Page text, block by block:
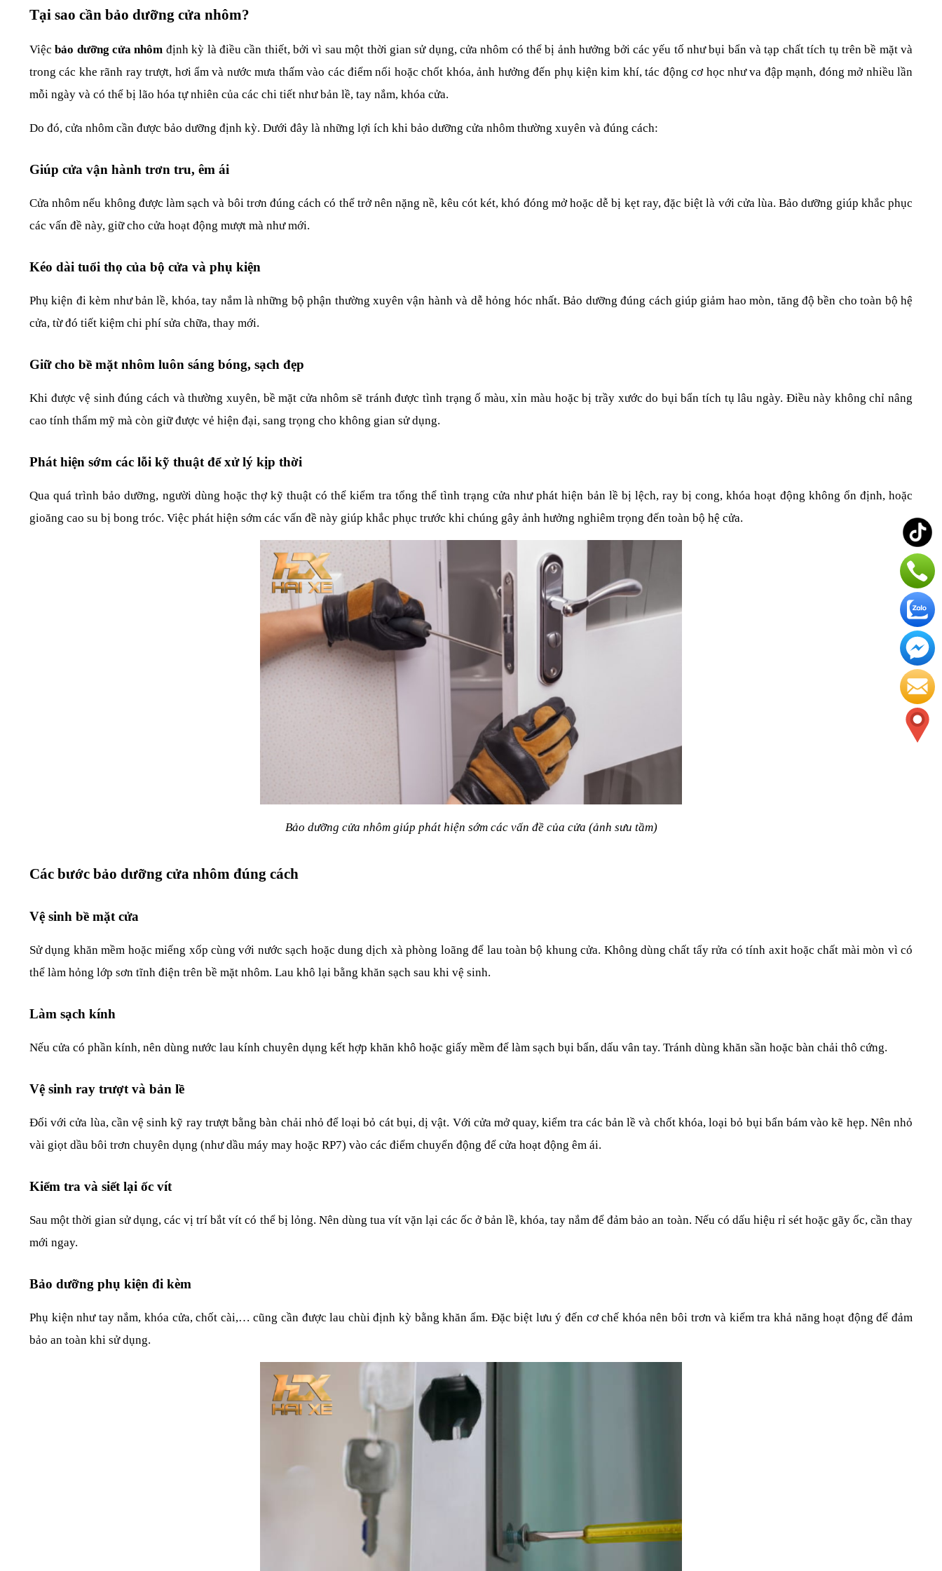
Tại sao cần bảo dưỡng cửa nhôm?
Việc bảo dưỡng cửa nhôm định kỳ là điều cần thiết, bởi vì sau một thời gian sử dụng, cửa nhôm có thể bị ảnh hưởng bởi các yếu tố như bụi bẩn và tạp chất tích tụ trên bề mặt và
trong các khe rãnh ray trượt, hơi ẩm và nước mưa thấm vào các điểm nối hoặc chốt khóa, ảnh hưởng đến phụ kiện kim khí, tác động cơ học như va đập mạnh, đóng mở nhiều lần
mỗi ngày và có thể bị lão hóa tự nhiên của các chi tiết như bản lề, tay nắm, khóa cửa.
Do đó, cửa nhôm cần được bảo dưỡng định kỳ. Dưới đây là những lợi ích khi bảo dưỡng cửa nhôm thường xuyên và đúng cách:
Giúp cửa vận hành trơn tru, êm ái
Cửa nhôm nếu không được làm sạch và bôi trơn đúng cách có thể trở nên nặng nề, kêu cót két, khó đóng mở hoặc dễ bị kẹt ray, đặc biệt là với cửa lùa. Bảo dưỡng giúp khắc phục
các vấn đề này, giữ cho cửa hoạt động mượt mà như mới.
Kéo dài tuổi thọ của bộ cửa và phụ kiện
Phụ kiện đi kèm như bản lề, khóa, tay nắm là những bộ phận thường xuyên vận hành và dễ hỏng hóc nhất. Bảo dưỡng đúng cách giúp giảm hao mòn, tăng độ bền cho toàn bộ hệ
cửa, từ đó tiết kiệm chi phí sửa chữa, thay mới.
Giữ cho bề mặt nhôm luôn sáng bóng, sạch đẹp
Khi được vệ sinh đúng cách và thường xuyên, bề mặt cửa nhôm sẽ tránh được tình trạng ố màu, xỉn màu hoặc bị trầy xước do bụi bẩn tích tụ lâu ngày. Điều này không chỉ nâng
cao tính thẩm mỹ mà còn giữ được vẻ hiện đại, sang trọng cho không gian sử dụng.
Phát hiện sớm các lỗi kỹ thuật để xử lý kịp thời
Qua quá trình bảo dưỡng, người dùng hoặc thợ kỹ thuật có thể kiểm tra tổng thể tình trạng cửa như phát hiện bản lề bị lệch, ray bị cong, khóa hoạt động không ổn định, hoặc
gioăng cao su bị bong tróc. Việc phát hiện sớm các vấn đề này giúp khắc phục trước khi chúng gây ảnh hưởng nghiêm trọng đến toàn bộ hệ cửa.
Bảo dưỡng cửa nhôm giúp phát hiện sớm các vấn đề của cửa (ảnh sưu tầm)
Các bước bảo dưỡng cửa nhôm đúng cách
Vệ sinh bề mặt cửa
Sử dụng khăn mềm hoặc miếng xốp cùng với nước sạch hoặc dung dịch xà phòng loãng để lau toàn bộ khung cửa. Không dùng chất tẩy rửa có tính axit hoặc chất mài mòn vì có
thể làm hỏng lớp sơn tĩnh điện trên bề mặt nhôm. Lau khô lại bằng khăn sạch sau khi vệ sinh.
Làm sạch kính
Nếu cửa có phần kính, nên dùng nước lau kính chuyên dụng kết hợp khăn khô hoặc giấy mềm để làm sạch bụi bẩn, dấu vân tay. Tránh dùng khăn sần hoặc bàn chải thô cứng.
Vệ sinh ray trượt và bản lề
Đối với cửa lùa, cần vệ sinh kỹ ray trượt bằng bàn chải nhỏ để loại bỏ cát bụi, dị vật. Với cửa mở quay, kiểm tra các bản lề và chốt khóa, loại bỏ bụi bẩn bám vào kẽ hẹp. Nên nhỏ
vài giọt dầu bôi trơn chuyên dụng (như dầu máy may hoặc RP7) vào các điểm chuyển động để cửa hoạt động êm ái.
Kiểm tra và siết lại ốc vít
Sau một thời gian sử dụng, các vị trí bắt vít có thể bị lỏng. Nên dùng tua vít vặn lại các ốc ở bản lề, khóa, tay nắm để đảm bảo an toàn. Nếu có dấu hiệu rỉ sét hoặc gãy ốc, cần thay
mới ngay.
Bảo dưỡng phụ kiện đi kèm
Phụ kiện như tay nắm, khóa cửa, chốt cài,… cũng cần được lau chùi định kỳ bằng khăn ẩm. Đặc biệt lưu ý đến cơ chế khóa nên bôi trơn và kiểm tra khả năng hoạt động để đảm
bảo an toàn khi sử dụng.